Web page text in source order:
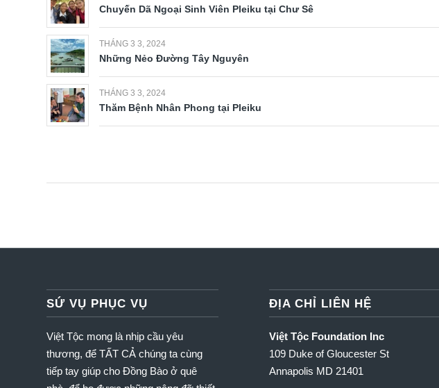
Chuyến Dã Ngoại Sinh Viên Pleiku tại Chư Sê
THÁNG 3 3, 2024
Những Nẻo Đường Tây Nguyên
THÁNG 3 3, 2024
Thăm Bệnh Nhân Phong tại Pleiku
SỨ VỤ PHỤC VỤ
Việt Tộc mong là nhịp cầu yêu
thương, để TẤT CẢ chúng ta cùng
tiếp tay giúp cho Đồng Bào ở quê
ĐỊA CHỈ LIÊN HỆ
Việt Tộc Foundation Inc
109 Duke of Gloucester St
Annapolis MD 21401